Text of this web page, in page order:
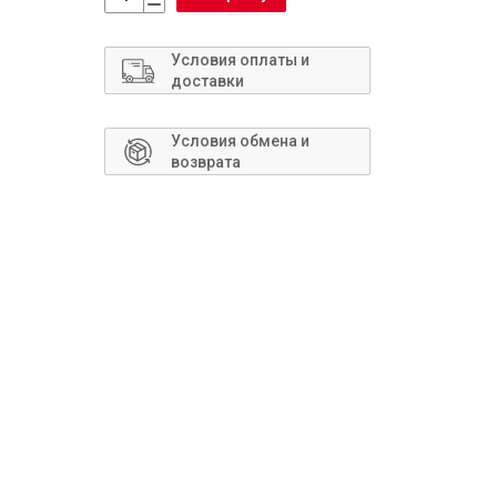
Условия оплаты и
доставки
Условия обмена и
возврата
Сантехника